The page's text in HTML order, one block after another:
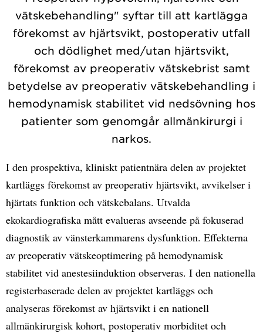
vätskebehandling" syftar till att kartlägga
förekomst av hjärtsvikt, postoperativ utfall
och dödlighet med/utan hjärtsvikt,
förekomst av preoperativ vätskebrist samt
betydelse av preoperativ vätskebehandling i
hemodynamisk stabilitet vid nedsövning hos
patienter som genomgår allmänkirurgi i
narkos.
I den prospektiva, kliniskt patientnära delen av projektet
kartläggs förekomst av preoperativ hjärtsvikt, avvikelser i
hjärtats funktion och vätskebalans. Utvalda
ekokardiografiska mått evalueras avseende på fokuserad
diagnostik av vänsterkammarens dysfunktion. Effekterna
av preoperativ vätskeoptimering på hemodynamisk
stabilitet vid anestesiinduktion observeras. I den nationella
registerbaserade delen av projektet kartläggs och
analyseras förekomst av hjärtsvikt i en nationell
allmänkirurgisk kohort, postoperativ morbiditet och